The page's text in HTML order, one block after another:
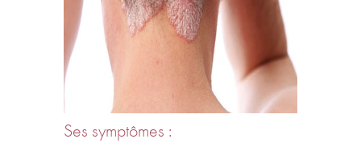
Ses symptômes :